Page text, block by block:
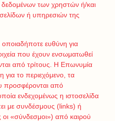
των χρηστών ή/και
ή υπηρεσιών της
ευθύνη για
που έχουν ενσωματωθεί
από τρίτους. Η Επωνυμία
για το περιεχόμενο, τα
προσφέρονται από
ενδεχομένως η ιστοσελίδα
με συνδέσμους (links) ή
οι «σύνδεσμοι») από καιρού